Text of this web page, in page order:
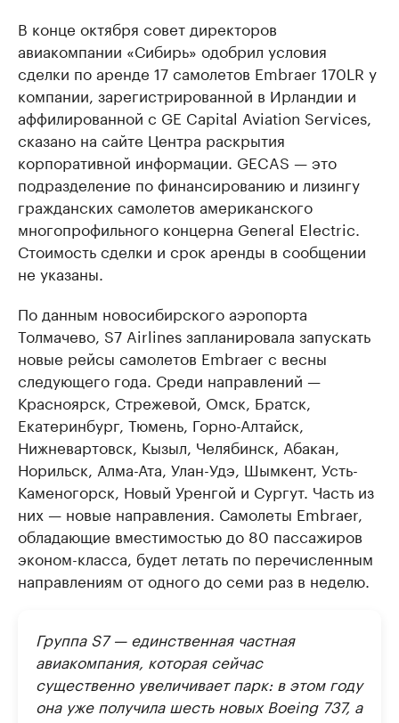
В конце октября совет директоров
авиакомпании «Сибирь» одобрил условия
сделки по аренде 17 самолетов Embraer 170LR у
компании, зарегистрированной в Ирландии и
аффилированной с GE Capital Aviation Services,
сказано на сайте Центра раскрытия
корпоративной информации. GECAS — это
подразделение по финансированию и лизингу
гражданских самолетов американского
многопрофильного концерна General Electric.
Стоимость сделки и срок аренды в сообщении
не указаны.
По данным новосибирского аэропорта
Толмачево, S7 Airlines запланировала запускать
новые рейсы самолетов Embraer с весны
следующего года. Среди направлений —
Красноярск, Стрежевой, Омск, Братск,
Екатеринбург, Тюмень, Горно-Алтайск,
Нижневартовск, Кызыл, Челябинск, Абакан,
Норильск, Алма-Ата, Улан-Удэ, Шымкент, Усть-
Каменогорск, Новый Уренгой и Сургут.​ Часть из
них — новые направления. Самолеты Embraer,
обладающие вместимостью до 80 пассажиров
эконом-класса, будет летать по перечисленным
направлениям от одного до семи раз в неделю.
Группа S7 — единственная частная
авиакомпания, которая сейчас
существенно увеличивает парк: в этом году
она уже получила шесть новых Вoeing 737, а